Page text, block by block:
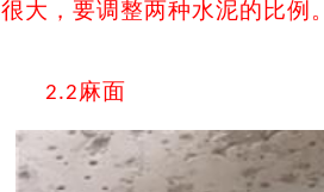
很大，要调整两种水泥的比例。
2.2 麻面